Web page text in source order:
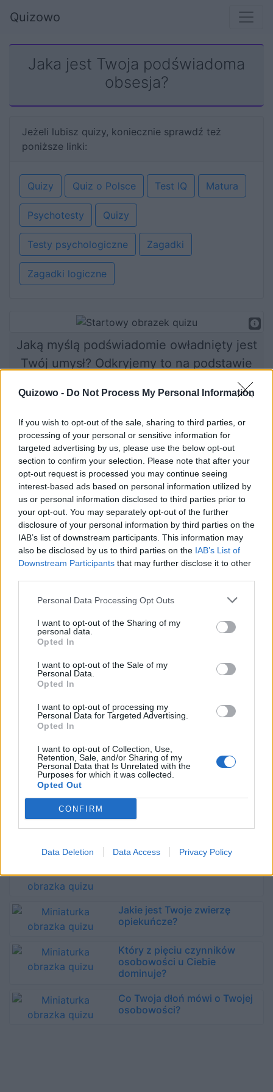
Quizowo - Do Not Process My Personal Information
If you wish to opt-out of the sale, sharing to third parties, or
processing of your personal or sensitive information for
targeted advertising by us, please use the below opt-out
section to confirm your selection. Please note that after your
opt-out request is processed you may continue seeing
interest-based ads based on personal information utilized by
us or personal information disclosed to third parties prior to
your opt-out. You may separately opt-out of the further
disclosure of your personal information by third parties on the
IAB’s list of downstream participants. This information may
also be disclosed by us to third parties on the IAB’s List of
Downstream Participants that may further disclose it to other
Personal Data Processing Opt Outs
I want to opt-out of the Sharing of my
personal data.
Opted In
I want to opt-out of the Sale of my
Personal Data.
Opted In
I want to opt-out of processing my
Personal Data for Targeted Advertising.
Opted In
I want to opt-out of Collection, Use,
Retention, Sale, and/or Sharing of my
Personal Data that Is Unrelated with the
Purposes for which it was collected.
Opted Out
CONFIRM
Data Deletion Data Access Privacy Policy
Quizowo
Jaka jest Twoja podświadoma
obsesja?
Jeżeli lubisz quizy, koniecznie sprawdź też
poniższe linki:
Quizy Quiz o Polsce Test IQ Matura
Psychotesty Quizy
Testy psychologiczne Zagadki
Zagadki logiczne
Jaką myślą podświadomie owładnięty jest
Twój umysł? Odkryjemy to na podstawie
Rozpocznij quiz
Jakiego koloru jest Twoja
Jaki kolor ma Twoja duchowa
Jakim żywiołem w chińskiej
filozofii jesteś?
natura?
Czy Twój umysł jest w
Jakie jest Twoje zwierzę
opiekuńcze?
Który z pięciu czynników
osobowości u Ciebie
dominuje?
Co Twoja dłoń mówi o Twojej
osobowości?